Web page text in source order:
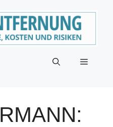
Menü